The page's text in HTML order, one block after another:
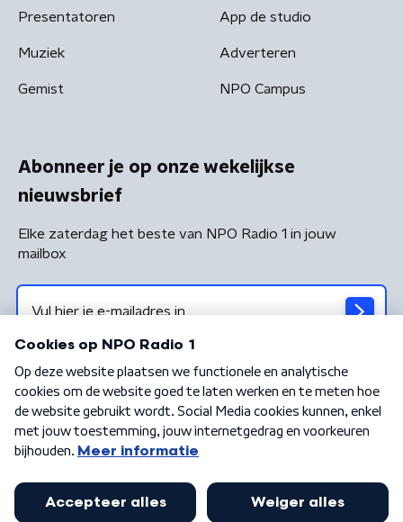
Presentatoren
Muziek
Gemist
App de studio
Adverteren
NPO Campus
Abonneer je op onze wekelijkse
nieuwsbrief
Elke zaterdag het beste van NPO Radio 1 in jouw
mailbox
Algemene voorwaarden